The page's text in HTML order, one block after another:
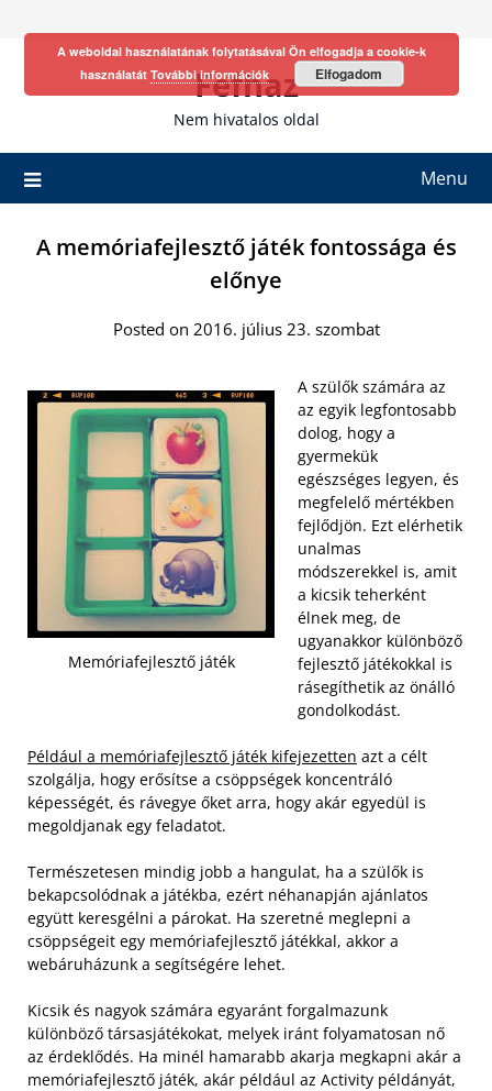
Fefhaz
Nem hivatalos oldal
Menu
A memóriafejlesztő játék fontossága és
előnye
Posted on 2016. július 23. szombat
Memóriafejlesztő játék
A szülők számára az
az egyik legfontosabb
dolog, hogy a
gyermekük
egészséges legyen, és
megfelelő mértékben
fejlődjön. Ezt elérhetik
unalmas
módszerekkel is, amit
a kicsik teherként
élnek meg, de
ugyanakkor különböző
fejlesztő játékokkal is
rásegíthetik az önálló
gondolkodást.
Például a memóriafejlesztő játék kifejezetten azt a célt
szolgálja, hogy erősítse a csöppségek koncentráló
képességét, és rávegye őket arra, hogy akár egyedül is
megoldjanak egy feladatot.
Természetesen mindig jobb a hangulat, ha a szülők is
bekapcsolódnak a játékba, ezért néhanapján ajánlatos
együtt keresgélni a párokat. Ha szeretné meglepni a
csöppségeit egy memóriafejlesztő játékkal, akkor a
webáruházunk a segítségére lehet.
Kicsik és nagyok számára egyaránt forgalmazunk
különböző társasjátékokat, melyek iránt folyamatosan nő
az érdeklődés. Ha minél hamarabb akarja megkapni akár a
memóriafejlesztő játék, akár például az Activity példányát,
A weboldal használatának folytatásával Ön elfogadja a cookie-k
használatát További információk Elfogadom